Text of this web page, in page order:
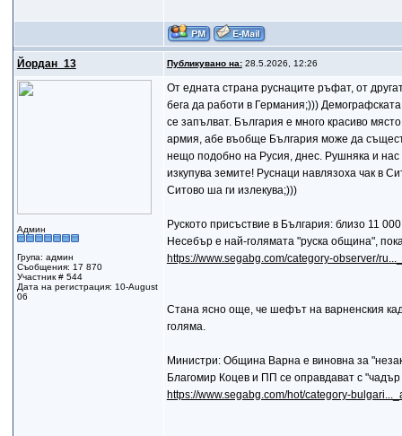
Йордан_13 Публикувано на:28.5.2026, 12:26
Админ
Група: админ
Съобщения: 17 870
Участник # 544
Дата на регистрация: 10-August
06
От едната страна руснаците ръфат, от
бега да работи в Германия;)))
се запълват. България е много красиво
армия, абе въобще България може да
нещо подобно на Русия, днес. Рушняка и
изкупува земите! Руснаци навлязоха чак в
Ситово ша ги излекува;)))
Руското присъствие в България: близо 11
Несебър е най-голямата "руска община",
https://www.segabg.com/category-observer/
Стана ясно още, че шефът на варненския
голяма.
Министри: Община Варна е виновна за
Благомир Коцев и ПП се оправдават с
https://www.segabg.com/hot/category-